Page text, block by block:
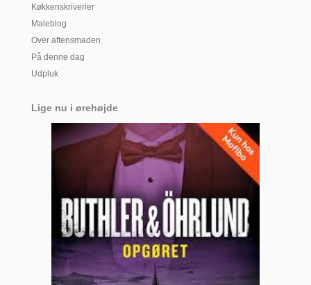
Køkkenskriverier
Maleblog
Over aftensmaden
På denne dag
Udpluk
Lige nu i ørehøjde